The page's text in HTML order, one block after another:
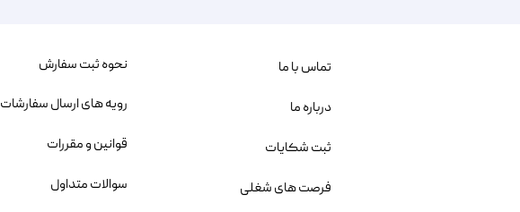
نحوه ثبت سفارش
رویه های ارسال سفارشات
قوانین و مقررات
سوالات متداول
تماس با ما
درباره ما
ثبت شکایات
فرصت های شغلی